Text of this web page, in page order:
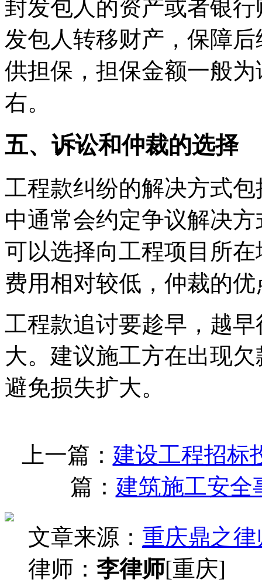
封发包人的资产或者银
发包人转移财产，保障
供担保，担保金额一般
右。
五、诉讼和仲裁的选择
工程款纠纷的解决方式
中通常会约定争议解决
可以选择向工程项目所
费用相对较低，仲裁的
工程款追讨要趁早，越
大。建议施工方在出现
避免损失扩大。
上一篇： 建设工程招标
篇： 建筑施工安全
文章来源： 重庆鼎之
律师： 李律师[重庆]